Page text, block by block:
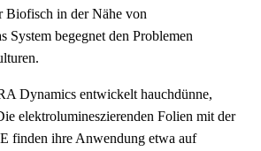
Biofisch in der Nähe von
System begegnet den Problemen
Dynamics entwickelt hauchdünne,
elektrolumineszierenden Folien mit der
finden ihre Anwendung etwa auf